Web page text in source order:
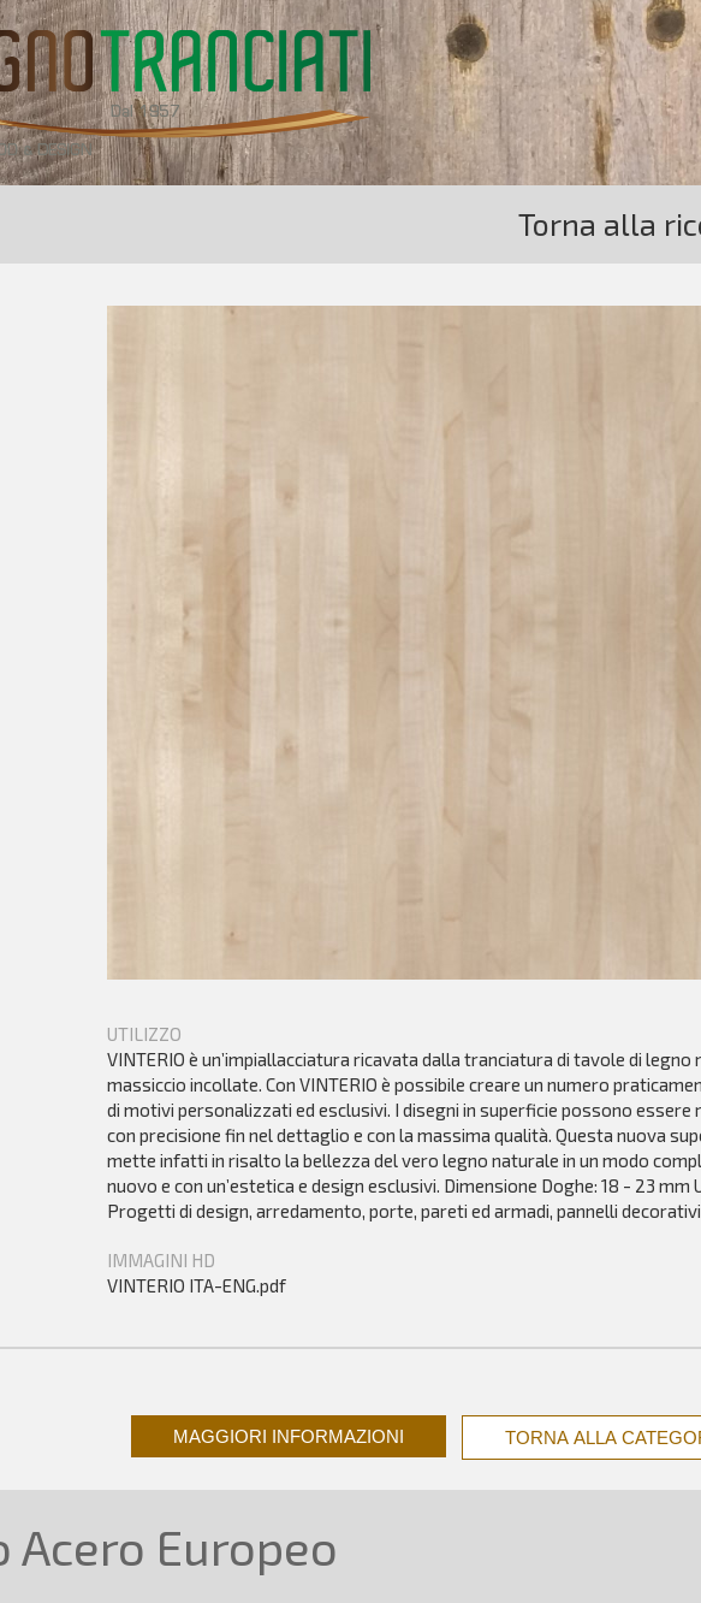
Torna alla
UTILIZZO
VINTERIO è un’impiallacciatura ricavata dalla tranciatura di tavole di legno
massiccio incollate. Con VINTERIO è possibile creare un numero
di motivi personalizzati ed esclusivi. I disegni in superficie possono
con precisione fin nel dettaglio e con la massima qualità. Questa nuova
mette infatti in risalto la bellezza del vero legno naturale in un modo
nuovo e con un’estetica e design esclusivi. Dimensione Doghe: 18 - 23 mm
Progetti di design, arredamento, porte, pareti ed armadi, pannelli
IMMAGINI HD
VINTERIO ITA-ENG.pdf
MAGGIORI INFORMAZIONI TORNA ALLA
Acero Europeo